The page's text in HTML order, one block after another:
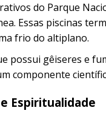
do Parque
Essas piscinas
frio do altiplano.
possui gêiseres e
componente
Espiritualidade